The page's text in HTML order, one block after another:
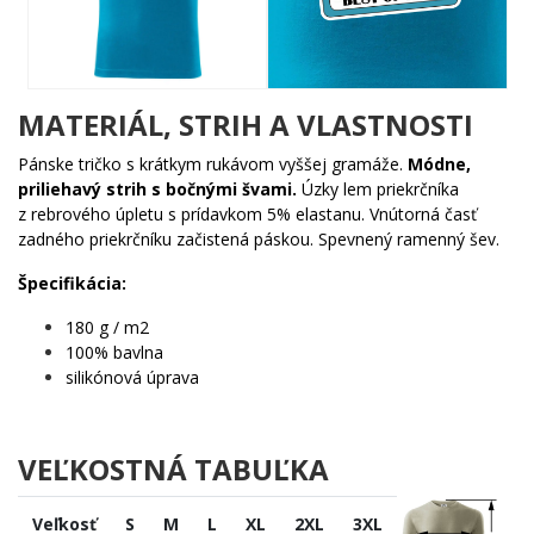
Komu urobí radosť?
🔥 Oslavencovi, ktorý v roku 2026 fúka štyridsať sviečok s
úsmevom
🎯 Milovníkovi retro hudby a nostalgických spomienok na
80. roky
🌟 Kamarátovi, ktorému chceš dať darček s osobným
nádychom
💡 Každému, kto vie, že najlepšie ročníky sa netlačia –
nahrávajú
Nezabudni – nie každý sa narodí v správny rok. Ty áno. Daj to
najavo a pridaj si tento motív do košíka skôr, než sa páska pretočí
do konca! ✨
MATERIÁL, STRIH A VLASTNOSTI
Pánske tričko s krátkym rukávom vyššej gramáže. Módne,
priliehavý strih s bočnými švami. Úzky lem priekrčníka
z rebrového úpletu s prídavkom 5% elastanu. Vnútorná časť
zadného priekrčníku začistená páskou. Spevnený ramenný šev.
Špecifikácia:
180 g / m2
100% bavlna
silikónová úprava
VEĽKOSTNÁ TABUĽKA
Veľkosť S M L XL 2XL 3XL